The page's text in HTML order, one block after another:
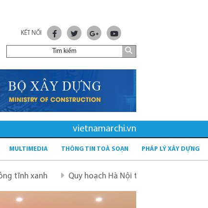
KẾT NỐI
vietnamarchi.vn
MULTIMEDIA THÔNG TIN TOÀ SOẠN PHÁP LÝ XÂY DỰNG
Quy hoạch Hà Nội tầm nhìn 100 năm